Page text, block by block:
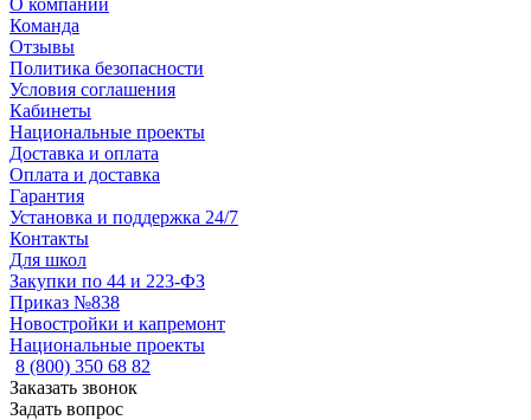
О компании
Команда
Отзывы
Политика безопасности
Условия соглашения
Кабинеты
Национальные проекты
Доставка и оплата
Оплата и доставка
Гарантия
Установка и поддержка 24/7
Контакты
Для школ
Закупки по 44 и 223-ФЗ
Приказ №838
Новостройки и капремонт
Национальные проекты
8 (800) 350 68 82
Заказать звонок
Задать вопрос